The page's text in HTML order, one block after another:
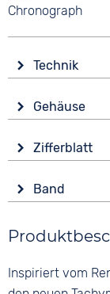
Chronograph
Technik
Batterie (Quarz)
Funktionen
Datumsanzeige
Stoppuhr
10 bar
Gehäuse
Saphirglas
Form
Rund
Material
Farbe
Zifferblatt
Analog
Blau
Ziffern
Arabisch
Band
Blau
Material
Kunststoff
Inspiriert vom